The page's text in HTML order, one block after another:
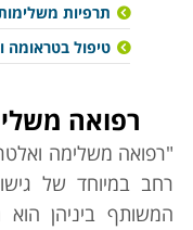
תרפיות
טיפול בטראומה
רפואה
"רפואה משלימה
רחב במיוחד של
המשותף ביניהן הוא